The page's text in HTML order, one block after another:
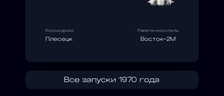
Космодром
Плесецк
Ракета-носитель
Восток-2М
Все запуски 1970 года